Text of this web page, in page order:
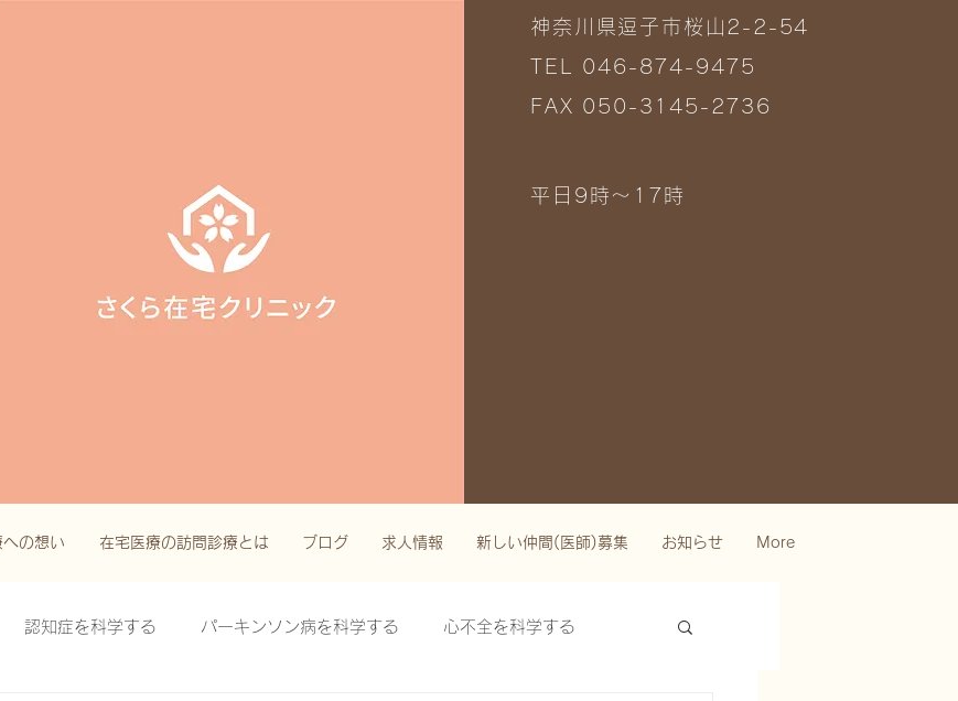
神奈川県逗子市桜山2-2-54
TEL 046-874-9475
FAX 050-3145-2736
平日9時～17時
の想い 在宅医療の訪問診療とは ブログ 求人情報 新しい仲間(医師)募集 お知らせ More
認知症を科学する パーキンソン病を科学する 心不全を科学する